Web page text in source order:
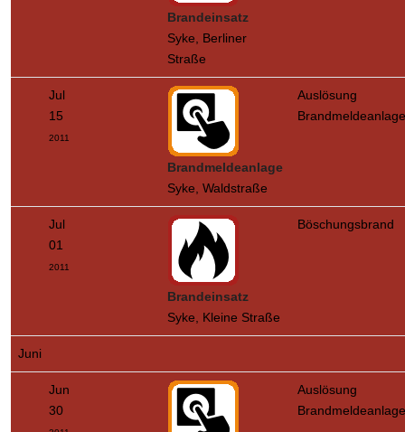
Brandeinsatz
Syke, Berliner
Straße
Jul
15
2011
Brandmeldeanlage
Syke, Waldstraße
Auslösung
Brandmeldeanlage
Jul
01
2011
Brandeinsatz
Syke, Kleine Straße
Böschungsbrand
Juni
Jun
30
Auslösung
Brandmeldeanlage